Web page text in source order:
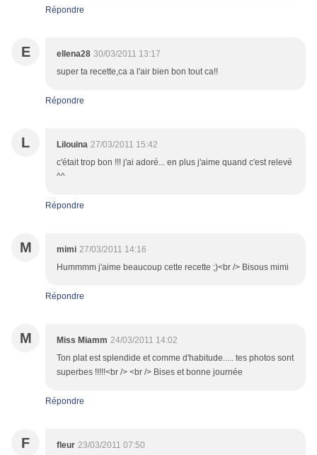
Répondre
E ellena28 30/03/2011 13:17
super ta recette,ca a l'air bien bon tout ca!!
Répondre
L Lilouina 27/03/2011 15:42
c'était trop bon !!! j'ai adoré... en plus j'aime quand c'est relevé
^^
Répondre
M mimi 27/03/2011 14:16
Hummmm j'aime beaucoup cette recette ;)<br /> Bisous mimi
Répondre
M Miss Miamm 24/03/2011 14:02
Ton plat est splendide et comme d'habitude..... tes photos sont
superbes !!!!!<br /> <br /> Bises et bonne journée
Répondre
F fleur 23/03/2011 07:50